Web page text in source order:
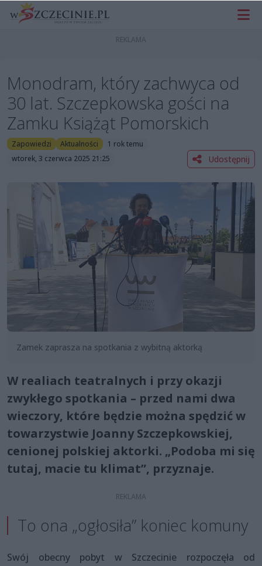
Monodram, który zachwyca od
30 lat. Szczepkowska gości na
Zamku Książąt Pomorskich
Zapowiedzi Aktualności
1 rok temu
wtorek, 3 czerwca 2025 21:25
Udostępnij
Zamek zaprasza na spotkania z wybitną aktorką
W realiach teatralnych i przy okazji
zwykłego spotkania – przed nami dwa
wieczory, które będzie można spędzić w
towarzystwie Joanny Szczepkowskiej,
cenionej polskiej aktorki. „Podoba mi się
tutaj, macie tu klimat”, przyznaje.
To ona „ogłosiła” koniec komuny
Swój obecny pobyt w Szczecinie rozpoczęła od